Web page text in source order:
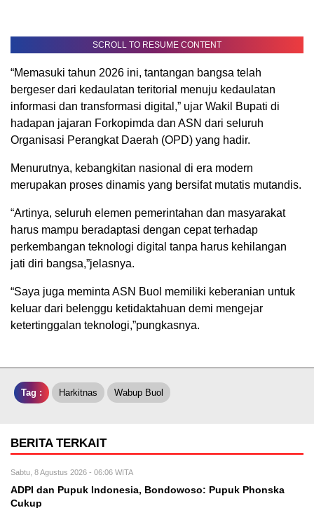
SCROLL TO RESUME CONTENT
“Memasuki tahun 2026 ini, tantangan bangsa telah
bergeser dari kedaulatan teritorial menuju kedaulatan
informasi dan transformasi digital,” ujar Wakil Bupati di
hadapan jajaran Forkopimda dan ASN dari seluruh
Organisasi Perangkat Daerah (OPD) yang hadir.
Menurutnya, kebangkitan nasional di era modern
merupakan proses dinamis yang bersifat mutatis mutandis.
“Artinya, seluruh elemen pemerintahan dan masyarakat
harus mampu beradaptasi dengan cepat terhadap
perkembangan teknologi digital tanpa harus kehilangan
jati diri bangsa,”jelasnya.
“Saya juga meminta ASN Buol memiliki keberanian untuk
keluar dari belenggu ketidaktahuan demi mengejar
ketertinggalan teknologi,”pungkasnya.
Tag : Harkitnas Wabup Buol
BERITA TERKAIT
Sabtu, 8 Agustus 2026 - 06:06 WITA
ADPI dan Pupuk Indonesia, Bondowoso: Pupuk Phonska
Cukup